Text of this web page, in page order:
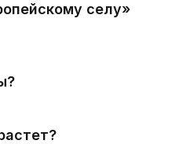
селу»